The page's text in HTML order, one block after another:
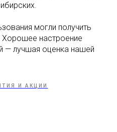
могли получить
настроение
— лучшая оценка нашей
И АКЦИИ